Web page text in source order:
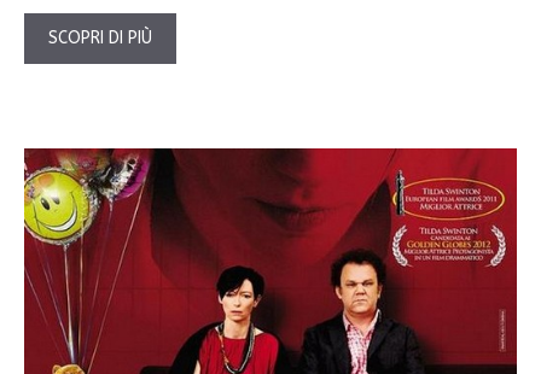
SCOPRI DI PIÙ